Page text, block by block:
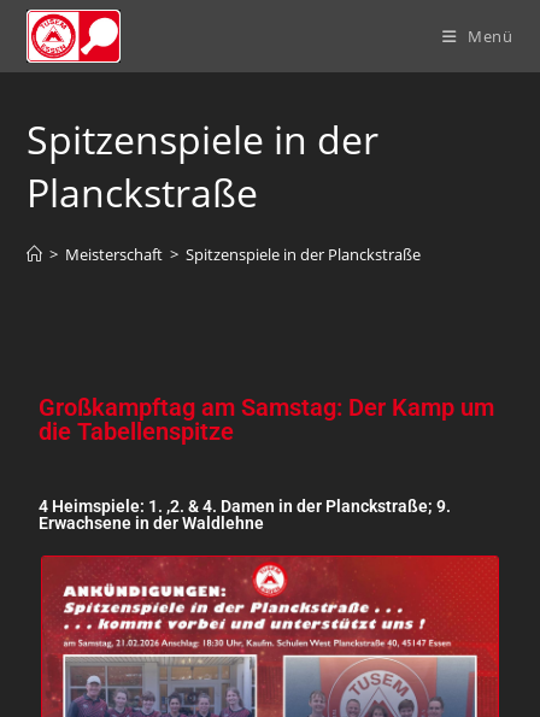
Menü
Spitzenspiele in der
Planckstraße
> Meisterschaft > Spitzenspiele in der Planckstraße
Großkampftag am Samstag: Der Kamp um
die Tabellenspitze
4 Heimspiele: 1. ,2. & 4. Damen in der Planckstraße; 9.
Erwachsene in der Waldlehne